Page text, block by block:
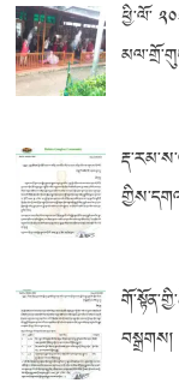
ཕྱི་ལོ་
བསྒྲགས།